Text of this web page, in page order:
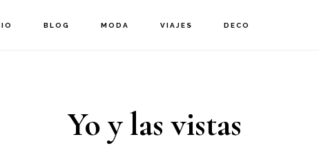
BLOG MODA VIAJES DECO
Yo y las vistas